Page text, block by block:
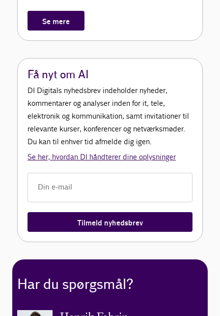
Se mere
Få nyt om AI
DI Digitals nyhedsbrev indeholder nyheder,
kommentarer og analyser inden for it, tele,
elektronik og kommunikation, samt invitationer til
relevante kurser, konferencer og netværksmøder.
Du kan til enhver tid afmelde dig igen.
Se her, hvordan DI håndterer dine oplysninger
Tilmeld nyhedsbrev
Har du spørgsmål?